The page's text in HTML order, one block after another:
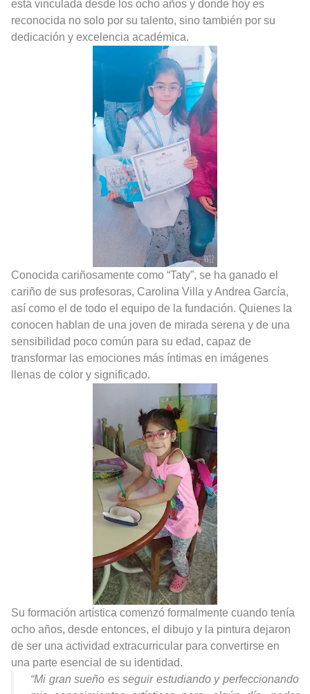
está vinculada desde los ocho años y donde hoy es
reconocida no solo por su talento, sino también por su
dedicación y excelencia académica.
Conocida cariñosamente como “Taty”, se ha ganado el
cariño de sus profesoras, Carolina Villa y Andrea García,
así como el de todo el equipo de la fundación. Quienes la
conocen hablan de una joven de mirada serena y de una
sensibilidad poco común para su edad, capaz de
transformar las emociones más íntimas en imágenes
llenas de color y significado.
Su formación artística comenzó formalmente cuando tenía
ocho años, desde entonces, el dibujo y la pintura dejaron
de ser una actividad extracurricular para convertirse en
una parte esencial de su identidad.
“Mi gran sueño es seguir estudiando y perfeccionando